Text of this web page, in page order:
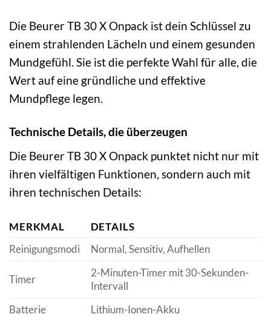
Die Beurer TB 30 X Onpack ist dein Schlüssel zu
einem strahlenden Lächeln und einem gesunden
Mundgefühl. Sie ist die perfekte Wahl für alle, die
Wert auf eine gründliche und effektive
Mundpflege legen.
Technische Details, die überzeugen
Die Beurer TB 30 X Onpack punktet nicht nur mit
ihren vielfältigen Funktionen, sondern auch mit
ihren technischen Details:
MERKMAL
DETAILS
Reinigungsmodi
Normal, Sensitiv, Aufhellen
Timer
2-Minuten-Timer mit 30-Sekunden-
Intervall
Batterie
Lithium-Ionen-Akku